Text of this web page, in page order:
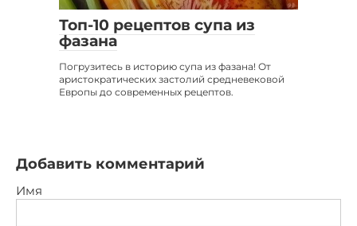
Топ-10 рецептов супа из
фазана
Погрузитесь в историю супа из фазана! От
аристократических застолий средневековой
Европы до современных рецептов.
Добавить комментарий
Имя